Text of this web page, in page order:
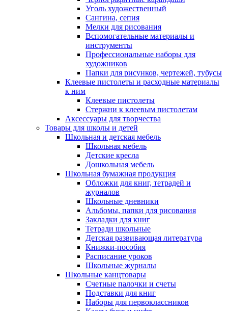
Уголь художественный
Сангина, сепия
Мелки для рисования
Вспомогательные материалы и
инструменты
Профессиональные наборы для
художников
Папки для рисунков, чертежей, тубусы
Клеевые пистолеты и расходные материалы
к ним
Клеевые пистолеты
Стержни к клеевым пистолетам
Аксессуары для творчества
Товары для школы и детей
Школьная и детская мебель
Школьная мебель
Детские кресла
Дошкольная мебель
Школьная бумажная продукция
Обложки для книг, тетрадей и
журналов
Школьные дневники
Альбомы, папки для рисования
Закладки для книг
Тетради школьные
Детская развивающая литература
Книжки-пособия
Расписание уроков
Школьные журналы
Школьные канцтовары
Счетные палочки и счеты
Подставки для книг
Наборы для первоклассников